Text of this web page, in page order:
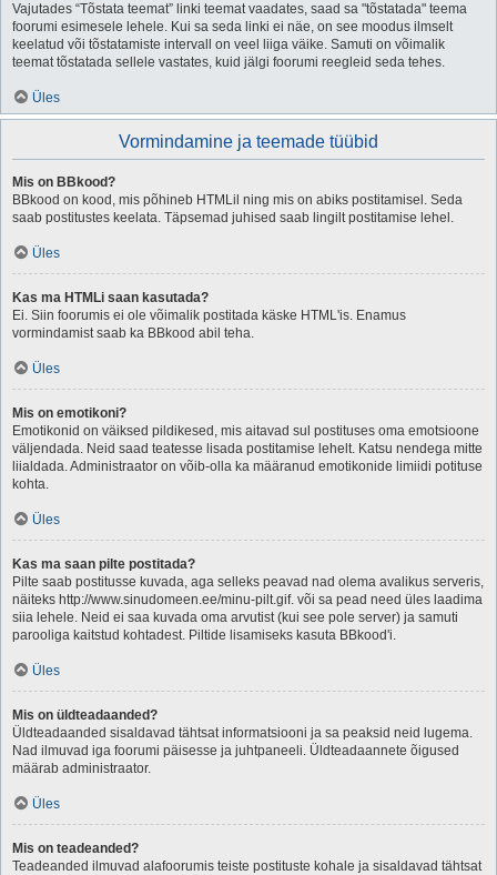
Vajutades “Tõstata teemat” linki teemat vaadates, saad sa "tõstatada" teema
foorumi esimesele lehele. Kui sa seda linki ei näe, on see moodus ilmselt
keelatud või tõstatamiste intervall on veel liiga väike. Samuti on võimalik
teemat tõstatada sellele vastates, kuid jälgi foorumi reegleid seda tehes.
Üles
Vormindamine ja teemade tüübid
Mis on BBkood?
BBkood on kood, mis põhineb HTMLil ning mis on abiks postitamisel. Seda
saab postitustes keelata. Täpsemad juhised saab lingilt postitamise lehel.
Üles
Kas ma HTMLi saan kasutada?
Ei. Siin foorumis ei ole võimalik postitada käske HTML'is. Enamus
vormindamist saab ka BBkood abil teha.
Üles
Mis on emotikoni?
Emotikonid on väiksed pildikesed, mis aitavad sul postituses oma emotsioone
väljendada. Neid saad teatesse lisada postitamise lehelt. Katsu nendega mitte
liialdada. Administraator on võib-olla ka määranud emotikonide limiidi potituse
kohta.
Üles
Kas ma saan pilte postitada?
Pilte saab postitusse kuvada, aga selleks peavad nad olema avalikus serveris,
näiteks http://www.sinudomeen.ee/minu-pilt.gif. või sa pead need üles laadima
siia lehele. Neid ei saa kuvada oma arvutist (kui see pole server) ja samuti
parooliga kaitstud kohtadest. Piltide lisamiseks kasuta BBkood'i.
Üles
Mis on üldteadaanded?
Üldteadaanded sisaldavad tähtsat informatsiooni ja sa peaksid neid lugema.
Nad ilmuvad iga foorumi päisesse ja juhtpaneeli. Üldteadaannete õigused
määrab administraator.
Üles
Mis on teadeanded?
Teadeanded ilmuvad alafoorumis teiste postituste kohale ja sisaldavad tähtsat